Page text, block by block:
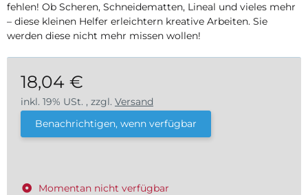
fehlen! Ob Scheren, Schneidematten, Lineal und vieles mehr
– diese kleinen Helfer erleichtern kreative Arbeiten. Sie
werden diese nicht mehr missen wollen!
18,04 €
inkl. 19% USt. , zzgl. Versand
Benachrichtigen, wenn verfügbar
Momentan nicht verfügbar